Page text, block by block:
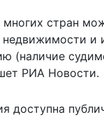
стран
(наличие
РИА Новости.
доступна